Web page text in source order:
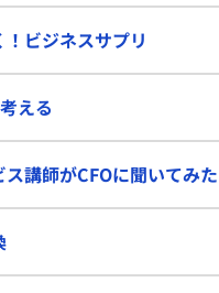
ビジネスサプリ
える
ス講師がCFOに聞いてみた